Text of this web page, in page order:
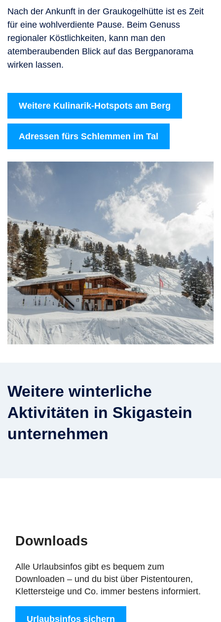
Nach der Ankunft in der Graukogelhütte ist es Zeit
für eine wohlverdiente Pause. Beim Genuss
regionaler Köstlichkeiten, kann man den
atemberaubenden Blick auf das Bergpanorama
wirken lassen.
Weitere Kulinarik-Hotspots am Berg
Adressen fürs Schlemmen im Tal
Weitere winterliche
Aktivitäten in Skigastein
unternehmen
Downloads
Alle Urlaubsinfos gibt es bequem zum
Downloaden – und du bist über Pistentouren,
Klettersteige und Co. immer bestens informiert.
Urlaubsinfos sichern